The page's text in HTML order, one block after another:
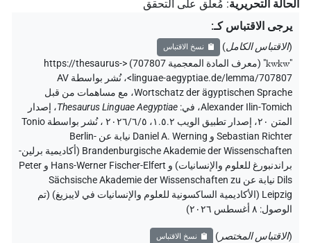
الحالة التحريرية: مُعلَّق على التحقق
يرجى الاقتباس كـ:
(الاقتباس الكامل) نسخ الاقتباس
"
kwkw
"
(معرف المادة المعجمية 707807) <https://thesaurus-
linguae-aegyptiae.de/lemma/707807>
،
نُشر بواسطة AV
Wortschatz der ägyptischen Sprache، مع مساهمات من قبل
Alexander Ilin-Tomich، في:
Thesaurus Linguae Aegyptiae، إصدار
المتن ٢٠، إصدار تطبيق الويب ۱.٥.٢، ٢٠٢٦/٦/٥ ، نُشر بواسطة Tonio
Sebastian Richter و Daniel A. Werning نيابة عن Berlin-
Brandenburgische Akademie der Wissenschaften (أكاديمية برلين-
براندنبورغ للعلوم والإنسانيات) و Hans-Werner Fischer-Elfert و Peter
Dils نيابة عن Sächsische Akademie der Wissenschaften zu
Leipzig (الأكاديمية الساكسونية للعلوم والإنسانيات في لايبزيغ) (تم
الوصول: ٨ أغسطس ٢٠٢٦ )
(الاقتباس المختصر ) نسخ الاقتباس